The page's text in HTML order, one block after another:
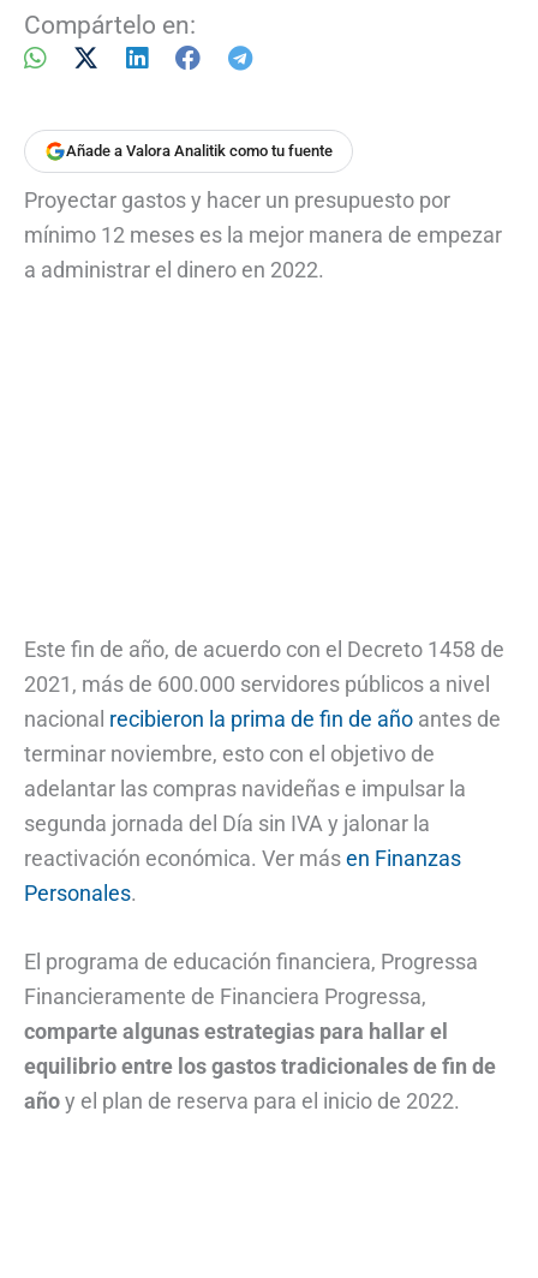
Compártelo en:
Añade a Valora Analitik como tu fuente
Proyectar gastos y hacer un presupuesto por
mínimo 12 meses es la mejor manera de empezar
a administrar el dinero en 2022.
Este fin de año, de acuerdo con el Decreto 1458 de
2021, más de 600.000 servidores públicos a nivel
nacional recibieron la prima de fin de año antes de
terminar noviembre, esto con el objetivo de
adelantar las compras navideñas e impulsar la
segunda jornada del Día sin IVA y jalonar la
reactivación económica. Ver másen Finanzas
Personales.
El programa de educación financiera, Progressa
Financieramente de Financiera Progressa,
comparte algunas estrategias para hallar el
equilibrio entre los gastos tradicionales de fin de
añoy el plan de reserva para el inicio de 2022.